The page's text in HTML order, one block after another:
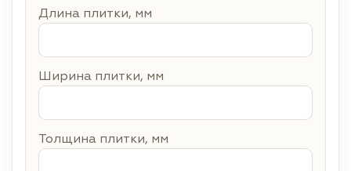
Длина плитки, мм
Ширина плитки, мм
Толщина плитки, мм